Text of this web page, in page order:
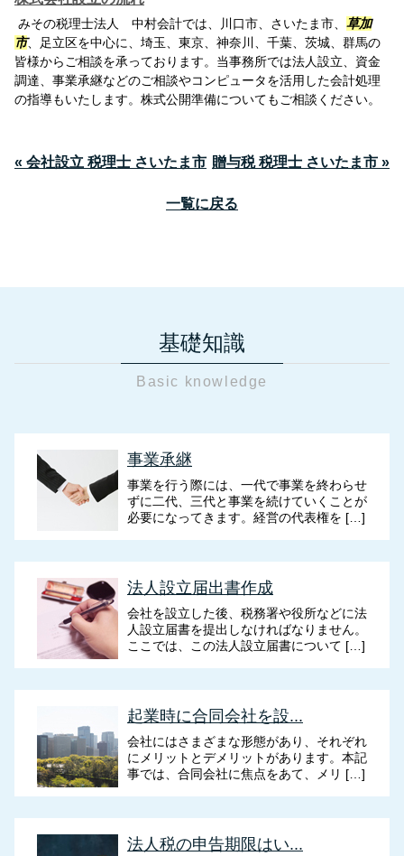
みその税理士法人 中村会計では、川口市、さいたま市、 草加
市、足立区を中心に、埼玉、東京、神奈川、千葉、茨城、群馬の
皆様からご相談を承っております。当事務所では法人設立、資金
調達、事業承継などのご相談やコンピュータを活用した会計処理
の指導もいたします。株式公開準備についてもご相談ください。
« 会社設立 税理士 さいたま市 贈与税 税理士 さいたま市 »
一覧に戻る
基礎知識
Basic knowledge
事業承継
事業を行う際には、一代で事業を終わらせ
ずに二代、三代と事業を続けていくことが
必要になってきます。経営の代表権を […]
法人設立届出書作成
会社を設立した後、税務署や役所などに法
人設立届書を提出しなければなりません。
ここでは、この法人設立届書について […]
起業時に合同会社を設...
会社にはさまざまな形態があり、それぞれ
にメリットとデメリットがあります。本記
事では、合同会社に焦点をあて、メリ […]
法人税の申告期限はい...